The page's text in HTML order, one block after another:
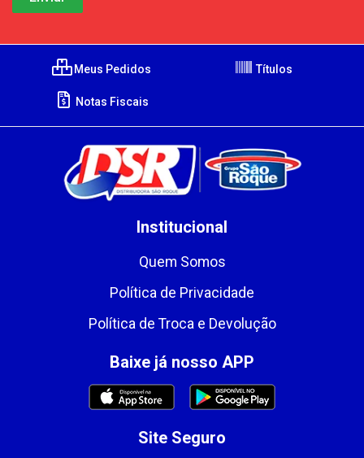
Meus Pedidos Títulos
Notas Fiscais
Institucional
Quem Somos
Política de Privacidade
Política de Troca e Devolução
Baixe já nosso APP
Site Seguro